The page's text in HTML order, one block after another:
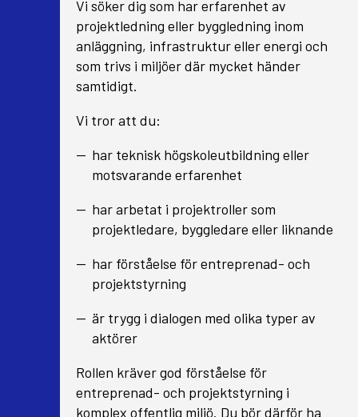
Vi söker dig som har erfarenhet av
projektledning eller byggledning inom
anläggning, infrastruktur eller energi och
som trivs i miljöer där mycket händer
samtidigt.
Vi tror att du:
har teknisk högskoleutbildning eller
motsvarande erfarenhet
har arbetat i projektroller som
projektledare, byggledare eller liknande
har förståelse för entreprenad- och
projektstyrning
är trygg i dialogen med olika typer av
aktörer
Rollen kräver god förståelse för
entreprenad- och projektstyrning i
komplex offentlig miljö. Du bör därför ha